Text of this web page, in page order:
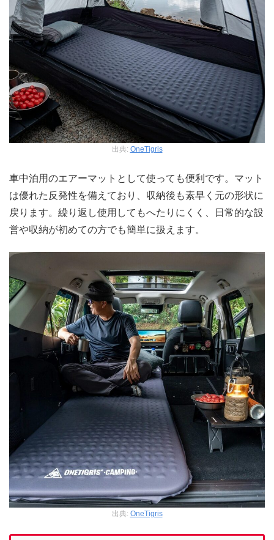
出典: OneTigris
車中泊用のエアーマットとして使っても便利です。マット
は優れた反発性を備えており、収納後も素早く元の形状に
戻ります。繰り返し使用してもへたりにくく、日常的な設
営や収納が初めての方でも簡単に扱えます。
出典: OneTigris